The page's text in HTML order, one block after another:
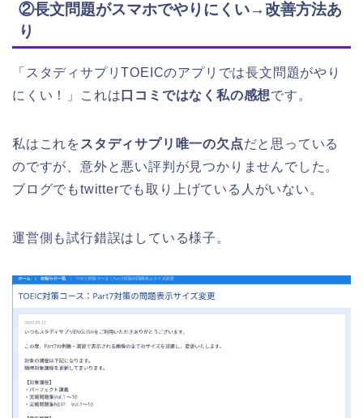
②長文問題がスマホでやりにくい→改善方法あ
り
「スタディサプリTOEICのアプリでは長文問題がやり
にくい！」これは 口コミではなく私の感想です。
私はこれを スタディサプリ唯一の欠点だと思っている
のですが、意外と悪い評判が見つかりませんでした。
ブログでもtwitterでも取り上げている人がいない。
運営側も試行錯誤はしている様子。